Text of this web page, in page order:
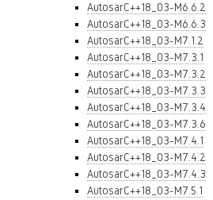
AutosarC++18_03-M6.6.2
AutosarC++18_03-M6.6.3
AutosarC++18_03-M7.1.2
AutosarC++18_03-M7.3.1
AutosarC++18_03-M7.3.2
AutosarC++18_03-M7.3.3
AutosarC++18_03-M7.3.4
AutosarC++18_03-M7.3.6
AutosarC++18_03-M7.4.1
AutosarC++18_03-M7.4.2
AutosarC++18_03-M7.4.3
AutosarC++18_03-M7.5.1